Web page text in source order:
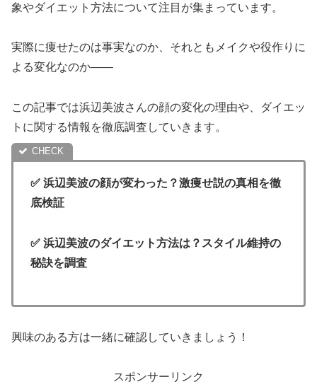
象やダイエット方法について注目が集まっています。
実際に痩せたのは事実なのか、それともメイクや役作りに
よる変化なのか——
この記事では浜辺美波さんの顔の変化の理由や、ダイエッ
トに関する情報を徹底調査していきます。
✅ 浜辺美波の顔が変わった？激痩せ説の真相を徹
底検証
✅ 浜辺美波のダイエット方法は？スタイル維持の
秘訣を調査
興味のある方は一緒に確認していきましょう！
スポンサーリンク